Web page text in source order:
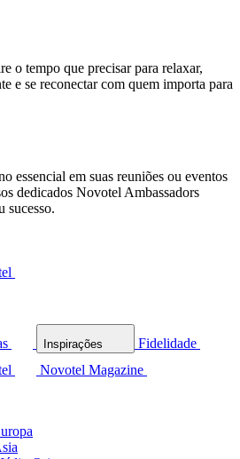
o tempo que precisar para relaxar,
e se reconectar com quem importa para
essencial em suas reuniões ou eventos
dedicados Novotel Ambassadors
sucesso.
Inspirações
Fidelidade
Novotel Magazine